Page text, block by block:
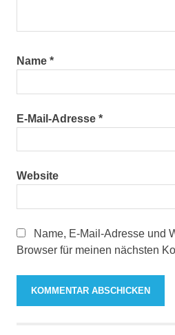
Name *
E-Mail-Adresse *
Website
Name, E-Mail-Adresse und
Browser für meinen nächsten